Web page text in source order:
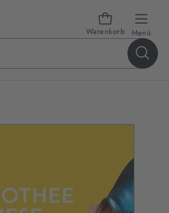
Warenkorb Menü